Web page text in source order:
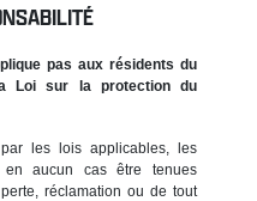
pas aux résidents du
Loi sur la protection du
les lois applicables, les
en aucun cas être tenues
réclamation ou de tout